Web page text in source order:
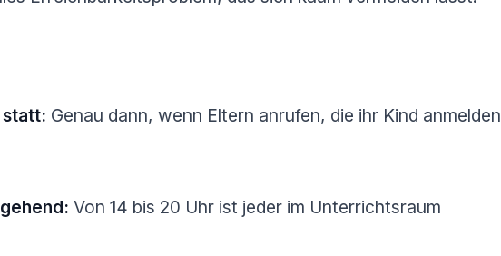
Genau dann, wenn Eltern anrufen, die ihr Kind anmelden
Von 14 bis 20 Uhr ist jeder im Unterrichtsraum